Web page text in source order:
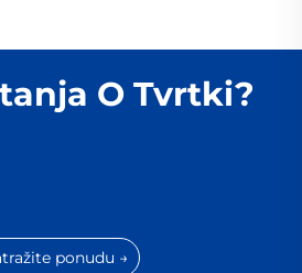
O Tvrtki?
ponudu →